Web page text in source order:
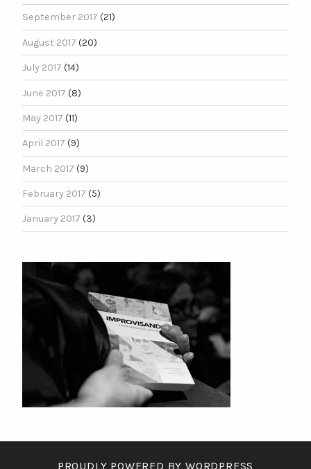
September 2017 (21)
August 2017 (20)
July 2017 (14)
June 2017 (8)
May 2017 (11)
April 2017 (9)
March 2017 (9)
February 2017 (5)
January 2017 (3)
PROUDLY POWERED BY WORDPRESS